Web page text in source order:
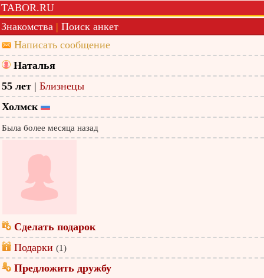
TABOR.RU
Знакомства | Поиск анкет
Написать сообщение
Наталья
55 лет | Близнецы
Холмск
Была более месяца назад
Сделать подарок
Подарки (1)
Предложить дружбу